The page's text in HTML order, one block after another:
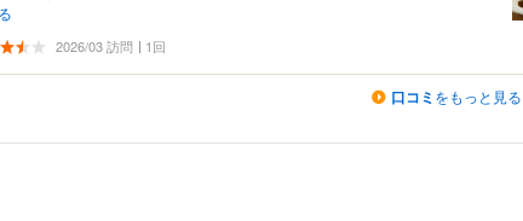
2026/03 訪問 1回
口コミ をもっと見